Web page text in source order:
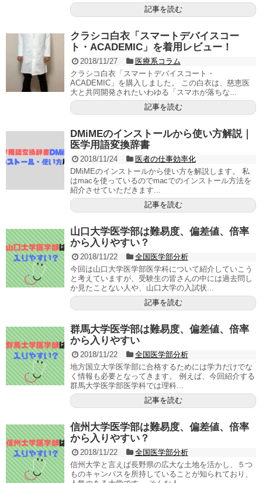
記事を読む
クラシコ白衣「スマートデバイスコー
ト・ACADEMIC」を着用レビュー！
2018/11/27
医療系コラム
クラシコ白衣「スマートデバイスコート・
ACADEMIC」を購入しました。 この白衣は、慈恵医
大と共同開発されたいわゆる「スマホが落ちな...
記事を読む
DMiMEのインストールから使い方解説｜
医学用語変換辞書
2018/11/24
医者の仕事効率化
DMiMEのインストールから使い方を解説します。 私
はmacを使っているのでmacでのインストール方法を
紹介させていただきます...
記事を読む
山口大学医学部は難易度、偏差値、倍率
から入りやすい？
2018/11/22
全国医学部分析
今回は山口大学医学部医学科について紹介していこう
と考えていますが、受験生の皆さんの中には過去問し
か見たことない人や、山口大学の入試状...
記事を読む
群馬大学医学部は難易度、偏差値、倍率
から入りやすい
2018/11/22
全国医学部分析
地方国立大学医学部に合格するためには学力だけでな
く情報も必要となってきます。 例えば、今回紹介する
群馬大学医学部医学科では理科...
記事を読む
信州大学医学部は難易度、偏差値、倍率
から入りやすい？
2018/11/22
全国医学部分析
信州大学と言えば長野県の広大な土地を活かし、５つ
ものキャンパスを所持していることが知られており、